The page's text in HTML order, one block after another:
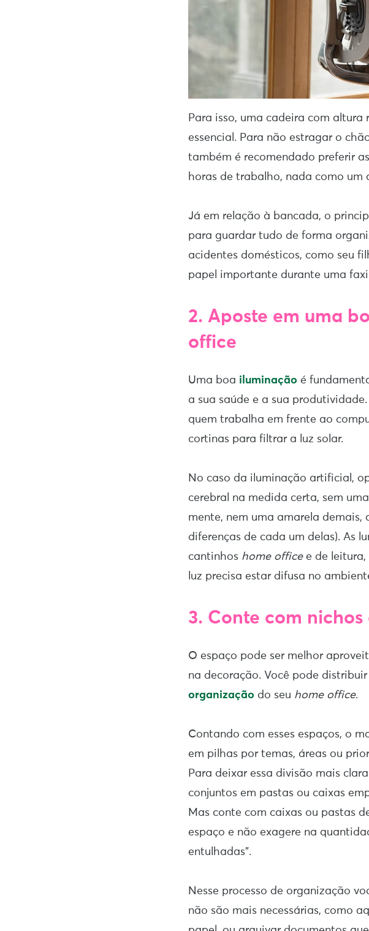
Para isso, uma cadeira com
essencial. Para não estragar o
também é recomendado preferir
horas de trabalho, nada como um
Já em relação à bancada, o
para guardar tudo de forma
acidentes domésticos, como seu
papel importante durante uma
2. Aposte em uma
office
Uma boa iluminação é
a sua saúde e a sua
quem trabalha em frente ao
cortinas para filtrar a luz solar.
No caso da iluminação artificial,
cerebral na medida certa, sem
mente, nem uma amarela
diferenças de cada um delas). As
cantinhos home officee de leitura,
luz precisa estar difusa no
3. Conte com nichos
O espaço pode ser melhor
na decoração. Você pode
organização do seu home office.
Contando com esses espaços, o
em pilhas por temas, áreas ou
Para deixar essa divisão mais
conjuntos em pastas ou caixas
Mas conte com caixas ou pastas
espaço e não exagere na
entulhadas”.
Nesse processo de organização
não são mais necessárias, como